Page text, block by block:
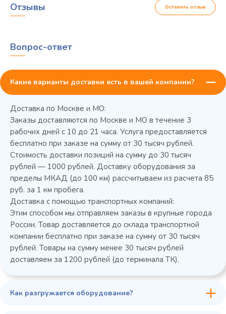
Колода разрубочная КР-5/5
45 900 ₽
Отзывы Оставить отзыв
Вопрос-ответ
Какие варианты доставки есть в вашей компании?
Доставка по Москве и МО:
Заказы доставляются по Москве и МО в течение 3
рабочих дней с 10 до 21 часа. Услуга предоставляется
бесплатно при заказе на сумму от 30 тысяч рублей.
Стоимость доставки позиций на сумму до 30 тысяч
рублей — 1000 рублей. Доставку оборудования за
пределы МКАД (до 100 км) рассчитываем из расчета 85
руб. за 1 км пробега.
Доставка с помощью транспортных компаний:
Этим способом мы отправляем заказы в крупные города
России. Товар доставляется до склада транспортной
компании бесплатно при заказе на сумму от 30 тысяч
рублей. Товары на сумму менее 30 тысяч рублей
доставляем за 1200 рублей (до терминала ТК).
Как разгружается оборудование?